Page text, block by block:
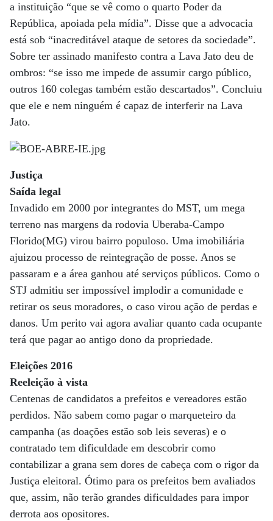
a instituição “que se vê como o quarto Poder da
República, apoiada pela mídia”. Disse que a advocacia
está sob “inacreditável ataque de setores da sociedade”.
Sobre ter assinado manifesto contra a Lava Jato deu de
ombros: “se isso me impede de assumir cargo público,
outros 160 colegas também estão descartados”. Concluiu
que ele e nem ninguém é capaz de interferir na Lava
Jato.
Justiça
Saída legal
Invadido em 2000 por integrantes do MST, um mega
terreno nas margens da rodovia Uberaba-Campo
Florido(MG) virou bairro populoso. Uma imobiliária
ajuizou processo de reintegração de posse. Anos se
passaram e a área ganhou até serviços públicos. Como o
STJ admitiu ser impossível implodir a comunidade e
retirar os seus moradores, o caso virou ação de perdas e
danos. Um perito vai agora avaliar quanto cada ocupante
terá que pagar ao antigo dono da propriedade.
Eleições 2016
Reeleição à vista
Centenas de candidatos a prefeitos e vereadores estão
perdidos. Não sabem como pagar o marqueteiro da
campanha (as doações estão sob leis severas) e o
contratado tem dificuldade em descobrir como
contabilizar a grana sem dores de cabeça com o rigor da
Justiça eleitoral. Ótimo para os prefeitos bem avaliados
que, assim, não terão grandes dificuldades para impor
derrota aos opositores.